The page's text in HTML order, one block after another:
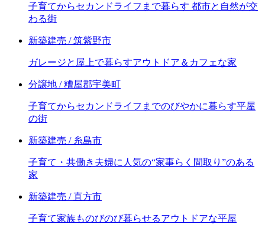
子育てからセカンドライフまで暮らす 都市と自然が交
わる街
新築建売 / 筑紫野市
ガレージと屋上で暮らすアウトドア＆カフェな家
分譲地 / 糟屋郡宇美町
子育てからセカンドライフまでのびやかに暮らす平屋
の街
新築建売 / 糸島市
子育て・共働き夫婦に人気の“家事らく間取り”のある
家
新築建売 / 直方市
子育て家族ものびのび暮らせるアウトドアな平屋